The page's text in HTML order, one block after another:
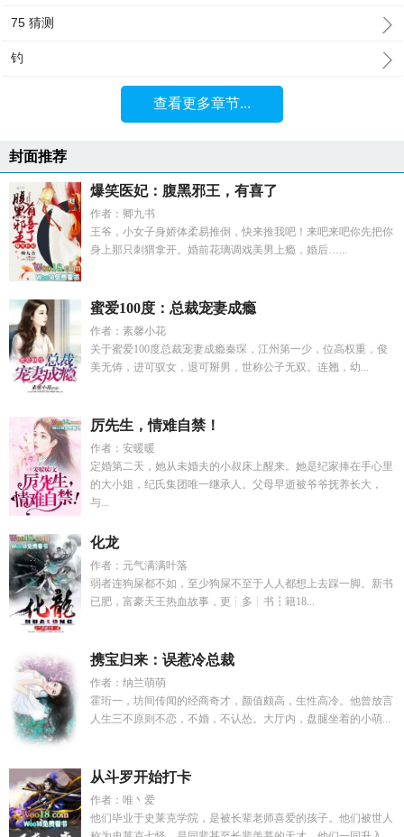
75 猜测
钓
查看更多章节...
封面推荐
爆笑医妃：腹黑邪王，有喜了
作者：卿九书
王爷，小女子身娇体柔易推倒，快来推我吧！来吧来吧你先把你
身上那只刺猬拿开。婚前花璃调戏美男上瘾，婚后…...
蜜爱100度：总裁宠妻成瘾
作者：素馨小花
关于蜜爱100度总裁宠妻成瘾秦琛，江州第一少，位高权重，俊
美无俦，进可驭女，退可掰男，世称公子无双。连翘，幼...
厉先生，情难自禁！
作者：安暖暖
定婚第二天，她从未婚夫的小叔床上醒来。她是纪家捧在手心里
的大小姐，纪氏集团唯一继承人。父母早逝被爷爷抚养长大，
与...
化龙
作者：元气满满叶落
弱者连狗屎都不如，至少狗屎不至于人人都想上去踩一脚。新书
已肥，富豪天王热血故事，更┆多┆书┇籍18...
携宝归来：误惹冷总裁
作者：纳兰萌萌
霍珩一，坊间传闻的经商奇才，颜值颇高，生性高冷。他曾放言
人生三不原则不恋，不婚，不认怂。大厅内，盘腿坐着的小萌...
从斗罗开始打卡
作者：唯丶爱
他们毕业于史莱克学院，是被长辈老师喜爱的孩子。他们被世人